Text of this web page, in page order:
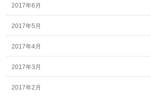
2017年6月
2017年5月
2017年4月
2017年3月
2017年2月